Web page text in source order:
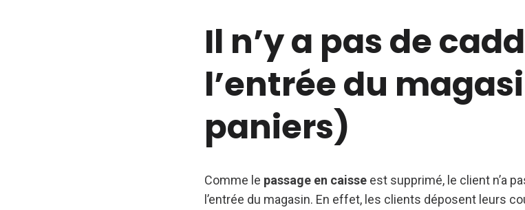
Il n’y a pas de
l’entrée du
paniers)
Comme le passage en caisse est supprimé, le client n’a
l’entrée du magasin. En effet, les clients déposent leurs